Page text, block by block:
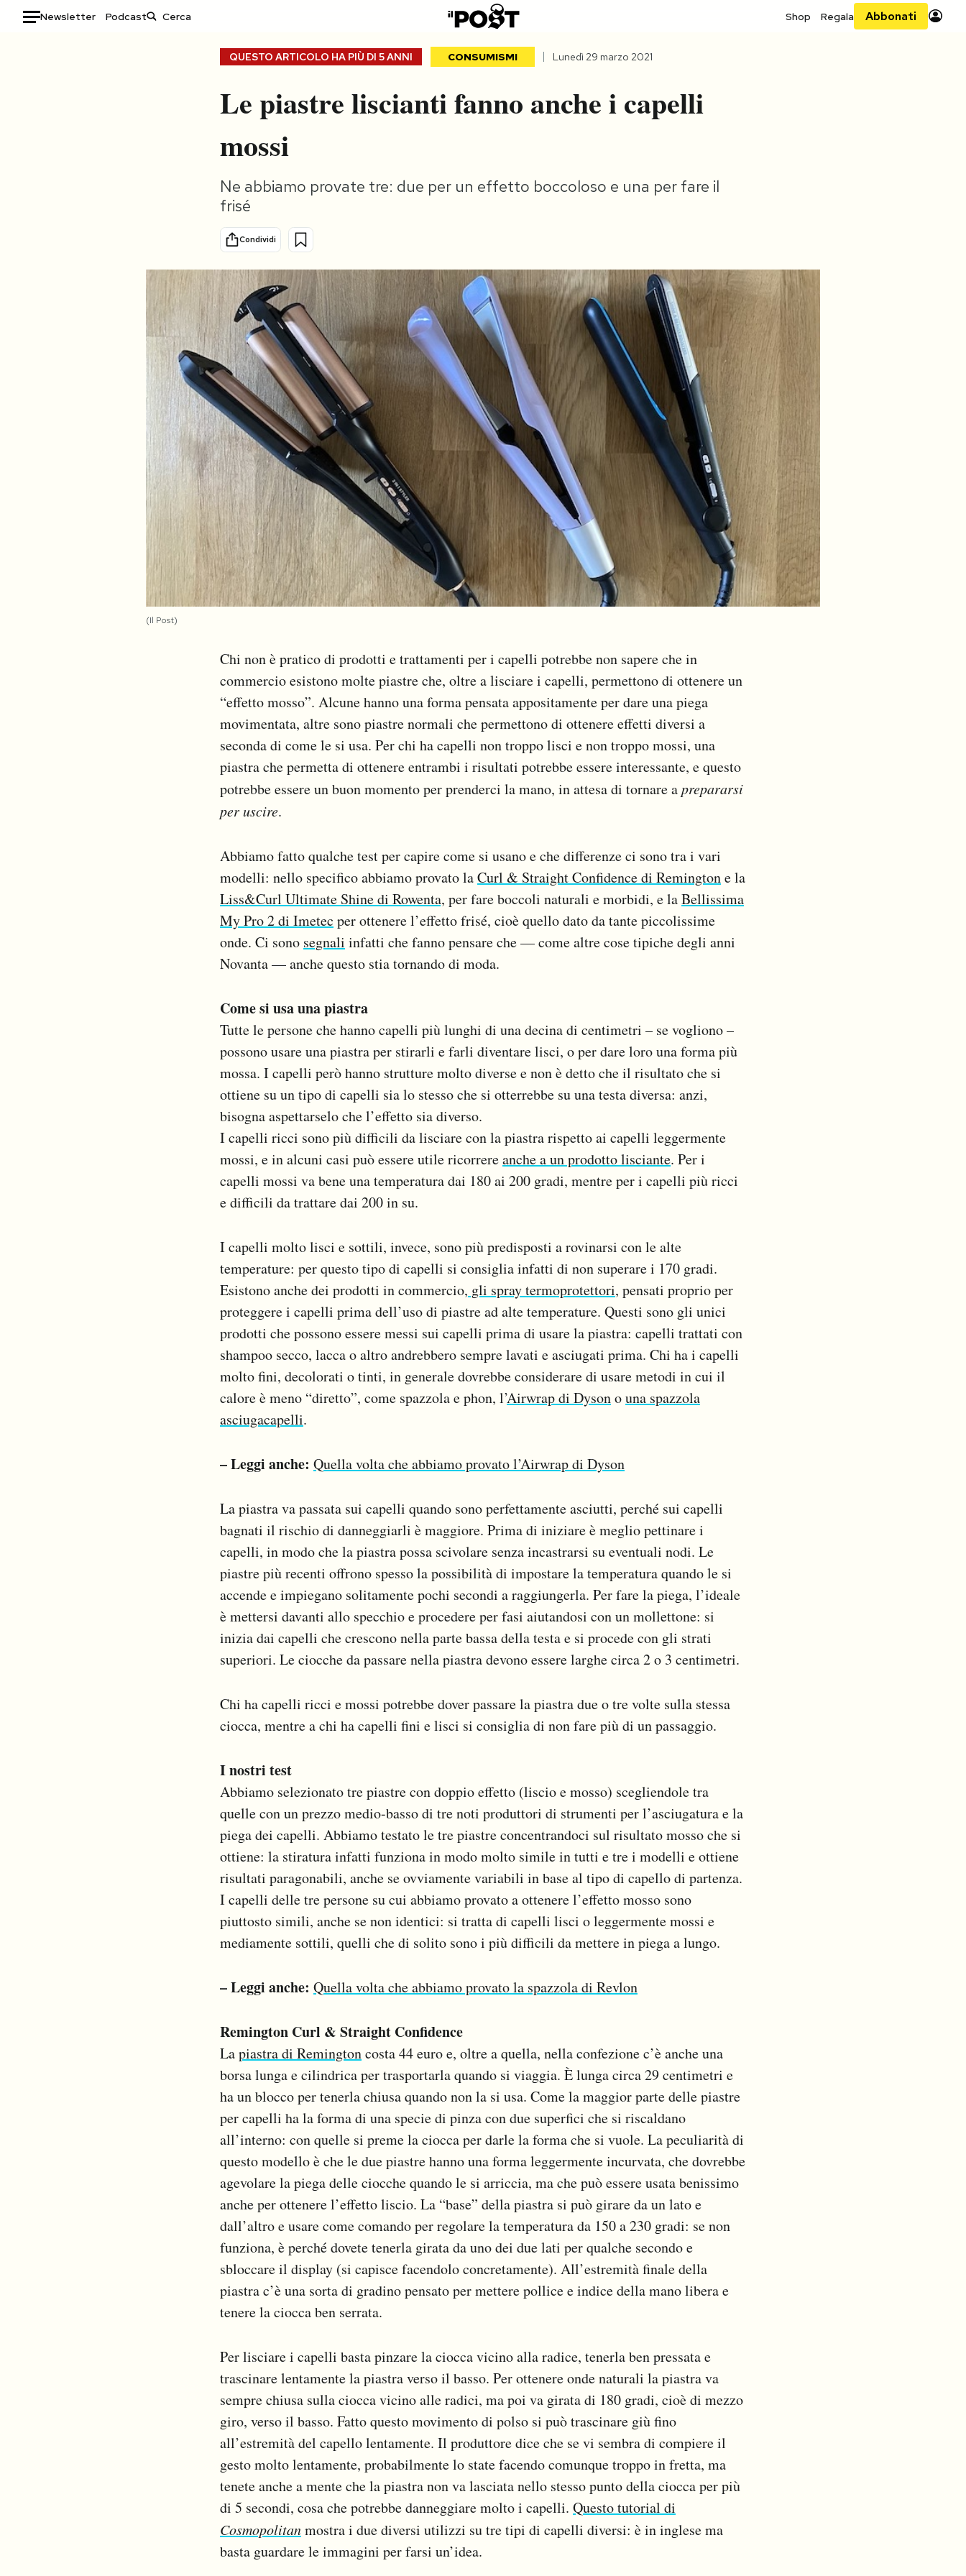
Newsletter Podcast Shop Regala Abbonati
Storie/Idee
Ok Boomer!
Mondiali calcio 2026
QUESTO ARTICOLO HA PIÙ DI 5 ANNI CONSUMISMI Lunedì 29 marzo 2021
Le piastre liscianti fanno anche i capelli
mossi
Ne abbiamo provate tre: due per un effetto boccoloso e una per fare il
frisé
Condividi
(Il Post)
Chi non è pratico di prodotti e trattamenti per i capelli potrebbe non sapere che in
commercio esistono molte piastre che, oltre a lisciare i capelli, permettono di ottenere un
“effetto mosso”. Alcune hanno una forma pensata appositamente per dare una piega
movimentata, altre sono piastre normali che permettono di ottenere effetti diversi a
seconda di come le si usa. Per chi ha capelli non troppo lisci e non troppo mossi, una
piastra che permetta di ottenere entrambi i risultati potrebbe essere interessante, e questo
potrebbe essere un buon momento per prenderci la mano, in attesa di tornare aprepararsi
per uscire.
Abbiamo fatto qualche test per capire come si usano e che differenze ci sono tra i vari
modelli: nello specifico abbiamo provato laCurl & Straight Confidence di Remingtone la
Liss&Curl Ultimate Shine di Rowenta, per fare boccoli naturali e morbidi, e laBellissima
My Pro 2 di Imetec per ottenere l’effetto frisé, cioè quello dato da tante piccolissime
onde. Ci sono segnali infatti che fanno pensare che — come altre cose tipiche degli anni
Novanta — anche questo stia tornando di moda.
Come si usa una piastra
Tutte le persone che hanno capelli più lunghi di una decina di centimetri – se vogliono –
possono usare una piastra per stirarli e farli diventare lisci, o per dare loro una forma più
mossa. I capelli però hanno strutture molto diverse e non è detto che il risultato che si
ottiene su un tipo di capelli sia lo stesso che si otterrebbe su una testa diversa: anzi,
bisogna aspettarselo che l’effetto sia diverso.
I capelli ricci sono più difficili da lisciare con la piastra rispetto ai capelli leggermente
mossi, e in alcuni casi può essere utile ricorrereanche a un prodotto lisciante. Per i
capelli mossi va bene una temperatura dai 180 ai 200 gradi, mentre per i capelli più ricci
e difficili da trattare dai 200 in su.
I capelli molto lisci e sottili, invece, sono più predisposti a rovinarsi con le alte
temperature: per questo tipo di capelli si consiglia infatti di non superare i 170 gradi.
Esistono anche dei prodotti in commercio, gli spray termoprotettori, pensati proprio per
proteggere i capelli prima dell’uso di piastre ad alte temperature. Questi sono gli unici
prodotti che possono essere messi sui capelli prima di usare la piastra: capelli trattati con
shampoo secco, lacca o altro andrebbero sempre lavati e asciugati prima. Chi ha i capelli
molto fini, decolorati o tinti, in generale dovrebbe considerare di usare metodi in cui il
calore è meno “diretto”, come spazzola e phon, l’Airwrap di Dysonouna spazzola
asciugacapelli.
– Leggi anche: Quella volta che abbiamo provato l’Airwrap di Dyson
La piastra va passata sui capelli quando sono perfettamente asciutti, perché sui capelli
bagnati il rischio di danneggiarli è maggiore. Prima di iniziare è meglio pettinare i
capelli, in modo che la piastra possa scivolare senza incastrarsi su eventuali nodi. Le
piastre più recenti offrono spesso la possibilità di impostare la temperatura quando le si
accende e impiegano solitamente pochi secondi a raggiungerla. Per fare la piega, l’ideale
è mettersi davanti allo specchio e procedere per fasi aiutandosi con un mollettone: si
inizia dai capelli che crescono nella parte bassa della testa e si procede con gli strati
superiori. Le ciocche da passare nella piastra devono essere larghe circa 2 o 3 centimetri.
Chi ha capelli ricci e mossi potrebbe dover passare la piastra due o tre volte sulla stessa
ciocca, mentre a chi ha capelli fini e lisci si consiglia di non fare più di un passaggio.
I nostri test
Abbiamo selezionato tre piastre con doppio effetto (liscio e mosso) scegliendole tra
quelle con un prezzo medio-basso di tre noti produttori di strumenti per l’asciugatura e la
piega dei capelli. Abbiamo testato le tre piastre concentrandoci sul risultato mosso che si
ottiene: la stiratura infatti funziona in modo molto simile in tutti e tre i modelli e ottiene
risultati paragonabili, anche se ovviamente variabili in base al tipo di capello di partenza.
I capelli delle tre persone su cui abbiamo provato a ottenere l’effetto mosso sono
piuttosto simili, anche se non identici: si tratta di capelli lisci o leggermente mossi e
mediamente sottili, quelli che di solito sono i più difficili da mettere in piega a lungo.
– Leggi anche: Quella volta che abbiamo provato la spazzola di Revlon
Remington Curl & Straight Confidence
Lapiastra di Remingtoncosta 44 euro e, oltre a quella, nella confezione c’è anche una
borsa lunga e cilindrica per trasportarla quando si viaggia. È lunga circa 29 centimetri e
ha un blocco per tenerla chiusa quando non la si usa. Come la maggior parte delle piastre
per capelli ha la forma di una specie di pinza con due superfici che si riscaldano
all’interno: con quelle si preme la ciocca per darle la forma che si vuole. La peculiarità di
questo modello è che le due piastre hanno una forma leggermente incurvata, che dovrebbe
agevolare la piega delle ciocche quando le si arriccia, ma che può essere usata benissimo
anche per ottenere l’effetto liscio. La “base” della piastra si può girare da un lato e
dall’altro e usare come comando per regolare la temperatura da 150 a 230 gradi: se non
funziona, è perché dovete tenerla girata da uno dei due lati per qualche secondo e
sbloccare il display (si capisce facendolo concretamente). All’estremità finale della
piastra c’è una sorta di gradino pensato per mettere pollice e indice della mano libera e
tenere la ciocca ben serrata.
Per lisciare i capelli basta pinzare la ciocca vicino alla radice, tenerla ben pressata e
trascinare lentamente la piastra verso il basso. Per ottenere onde naturali la piastra va
sempre chiusa sulla ciocca vicino alle radici, ma poi va girata di 180 gradi, cioè di mezzo
giro, verso il basso. Fatto questo movimento di polso si può trascinare giù fino
all’estremità del capello lentamente. Il produttore dice che se vi sembra di compiere il
gesto molto lentamente, probabilmente lo state facendo comunque troppo in fretta, ma
tenete anche a mente che la piastra non va lasciata nello stesso punto della ciocca per più
di 5 secondi, cosa che potrebbe danneggiare molto i capelli. Questo tutorial di
Cosmopolitanmostra i due diversi utilizzi su tre tipi di capelli diversi: è in inglese ma
basta guardare le immagini per farsi un’idea.